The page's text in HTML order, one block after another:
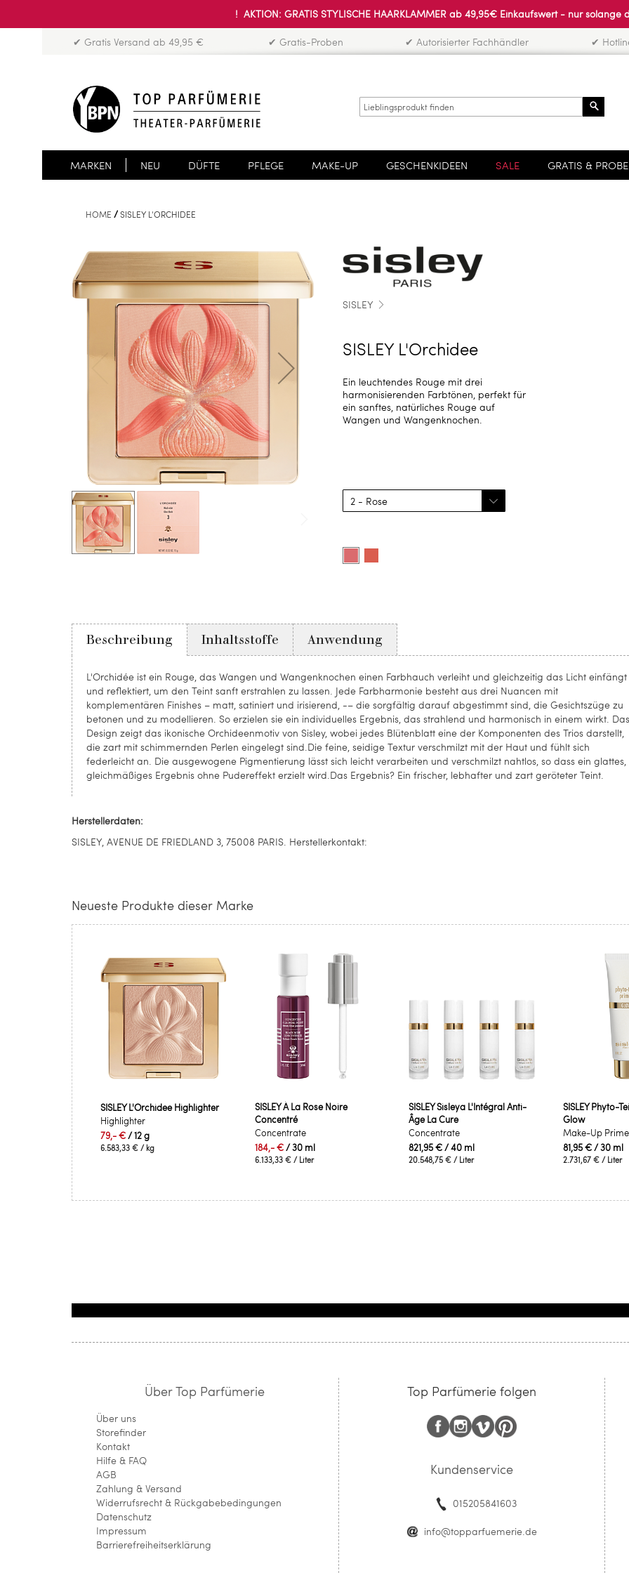
! AKTION: GRATIS STYLISCHE HAARKLAMMER ab 49,95€ Einkaufswert - nur solange
✔ Gratis Versand ab 49,95 € ✔ Gratis-Proben ✔ Autorisierter Fachhändler ✔
MARKEN NEU DÜFTE PFLEGE MAKE-UP GESCHENKIDEEN SALE GRATIS &
HOME SISLEY L'ORCHIDEE
SISLEY
SISLEY L'Orchidee
Ein leuchtendes Rouge mit drei
harmonisierenden Farbtönen, perfekt für
ein sanftes, natürliches Rouge auf
Wangen und Wangenknochen.
Farbe
auswählen
options
RoseCorail
Beschreibung
L'Orchidée ist ein Rouge, das Wangen und Wangenknochen einen Farbhauch verleiht und gleichzeitig das Licht einfängt
und reflektiert, um den Teint sanft erstrahlen zu lassen. Jede Farbharmonie besteht aus drei Nuancen mit
komplementären Finishes – matt, satiniert und irisierend, -– die sorgfältig darauf abgestimmt sind, die Gesichtszüge zu
betonen und zu modellieren. So erzielen sie ein individuelles Ergebnis, das strahlend und harmonisch in einem wirkt. Das
Design zeigt das ikonische Orchideenmotiv von Sisley, wobei jedes Blütenblatt eine der Komponenten des Trios darstellt,
die zart mit schimmernden Perlen eingelegt sind.Die feine, seidige Textur verschmilzt mit der Haut und fühlt sich
federleicht an. Die ausgewogene Pigmentierung lässt sich leicht verarbeiten und verschmilzt nahtlos, so dass ein glattes,
gleichmäßiges Ergebnis ohne Pudereffekt erzielt wird.Das Ergebnis? Ein frischer, lebhafter und zart geröteter Teint.
Inhaltsstoffe Anwendung
Herstellerdaten:
SISLEY, AVENUE DE FRIEDLAND 3, 75008 PARIS. Herstellerkontakt:
Neueste Produkte dieser Marke
SISLEY L'Orchidee Highlighter
Highlighter
79,- €/ 12 g
6.583,33 € / kg
SISLEY À La Rose Noire
Concentré
Concentrate
184,- €/ 30 ml
6.133,33 €/ Liter
SISLEY Sisleya L'Intégral Anti-
Âge La Cure
Concentrate
821,95 €/ 40 ml
20.548,75 € / Liter
SISLEY Phyto-
Glow
Make-Up
81,95 €/ 30 ml
2.731,67 €/ Liter
Über Top Parfümerie
Über uns
Storefinder
Kontakt
Hilfe & FAQ
AGB
Zahlung & Versand
Widerrufsrecht & Rückgabebedingungen
Datenschutz
Impressum
Barrierefreiheitserklärung
Top Parfümerie folgen
Kundenservice
015205841603
info@topparfuemerie.de